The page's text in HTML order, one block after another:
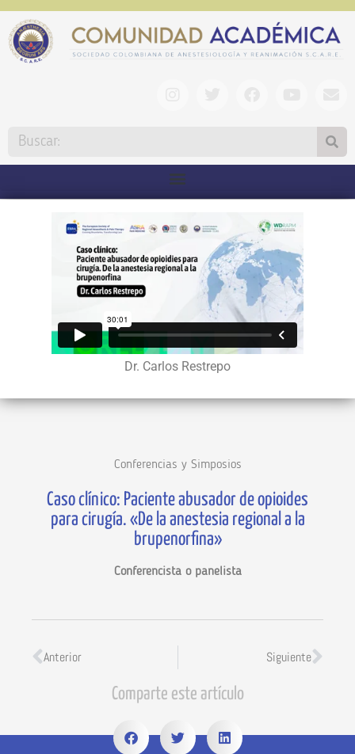
Dr. Carlos Restrepo
Conferencias y Simposios
Caso clínico: Paciente abusador de opioides
para cirugía. «De la anestesia regional a la
brupenorfina»
Conferencista o panelista
Anterior Siguiente
Comparte este artículo